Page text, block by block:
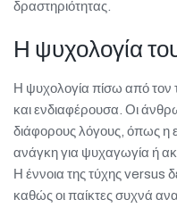
δραστηριότητας.
Η ψυχολογία
Η ψυχολογία πίσω από τον
και ενδιαφέρουσα. Οι
διάφορους λόγους, όπως η
ανάγκη για ψυχαγωγία ή
Η έννοια της τύχης versus
καθώς οι παίκτες συχνά